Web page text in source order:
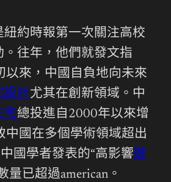
紐約時報第一次關注高校
往年，他們就發文指
以來，中國自負地向未來
設計尤其在創新領域。中
宅總投進自2000年以來增
中國在多個學術領域超出
國學者發表的“高影響遊
量已超過american。